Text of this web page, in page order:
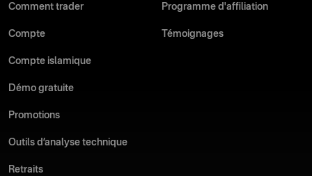
Comment trader
Compte
Compte islamique
Démo gratuite
Promotions
Outils d’analyse technique
Retraits
Programme d'affiliation
Témoignages